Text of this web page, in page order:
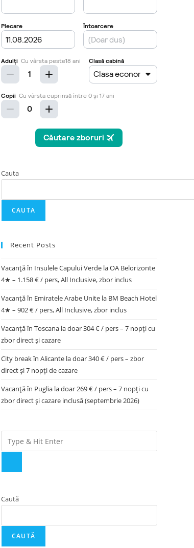
Cauta
CAUTA
Recent Posts
Vacanță în Insulele Capului Verde la OA Belorizonte
4★ – 1.158 € / pers, All Inclusive, zbor inclus
Vacanță în Emiratele Arabe Unite la BM Beach Hotel
4★ – 902 € / pers, All Inclusive, zbor inclus
Vacanță în Toscana la doar 304 € / pers – 7 nopți cu
zbor direct și cazare
City break în Alicante la doar 340 € / pers – zbor
direct și 7 nopți de cazare
Vacanță în Puglia la doar 269 € / pers – 7 nopți cu
zbor direct și cazare inclusă (septembrie 2026)
Caută
CAUTĂ